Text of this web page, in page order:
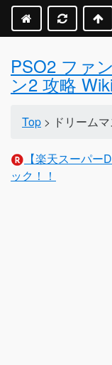
PSO2 ファ
ン2 攻略
Top > ドリーム
【楽天スーパ
ック！！